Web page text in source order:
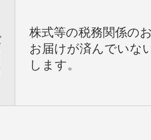
株式等の税務関係の
お届けが済んでいな
します。